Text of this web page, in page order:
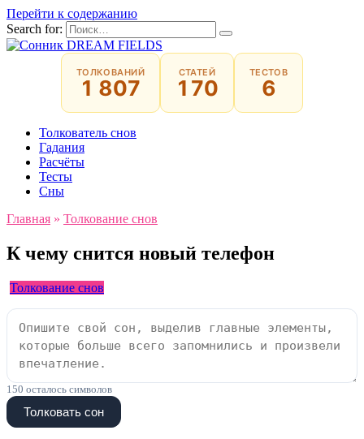
Перейти к содержанию
Search for:
ТОЛКОВАНИЙ
1 807
СТАТЕЙ
170
ТЕСТОВ
6
Толкователь снов
Гадания
Расчёты
Тесты
Сны
Главная » Толкование снов
К чему снится новый телефон
Толкование снов
150 осталось символов
Толковать сон